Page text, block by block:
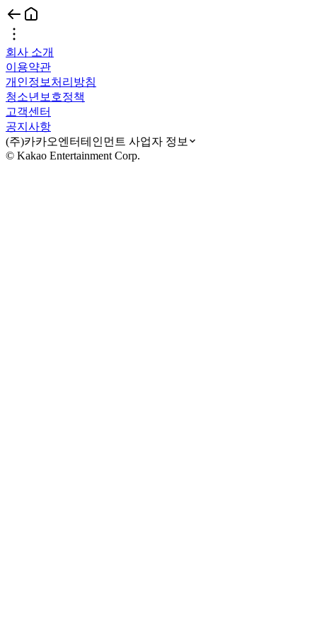
회사 소개
이용약관
개인정보처리방침
청소년보호정책
고객센터
공지사항
(주)카카오엔터테인먼트 사업자 정보
© Kakao Entertainment Corp.